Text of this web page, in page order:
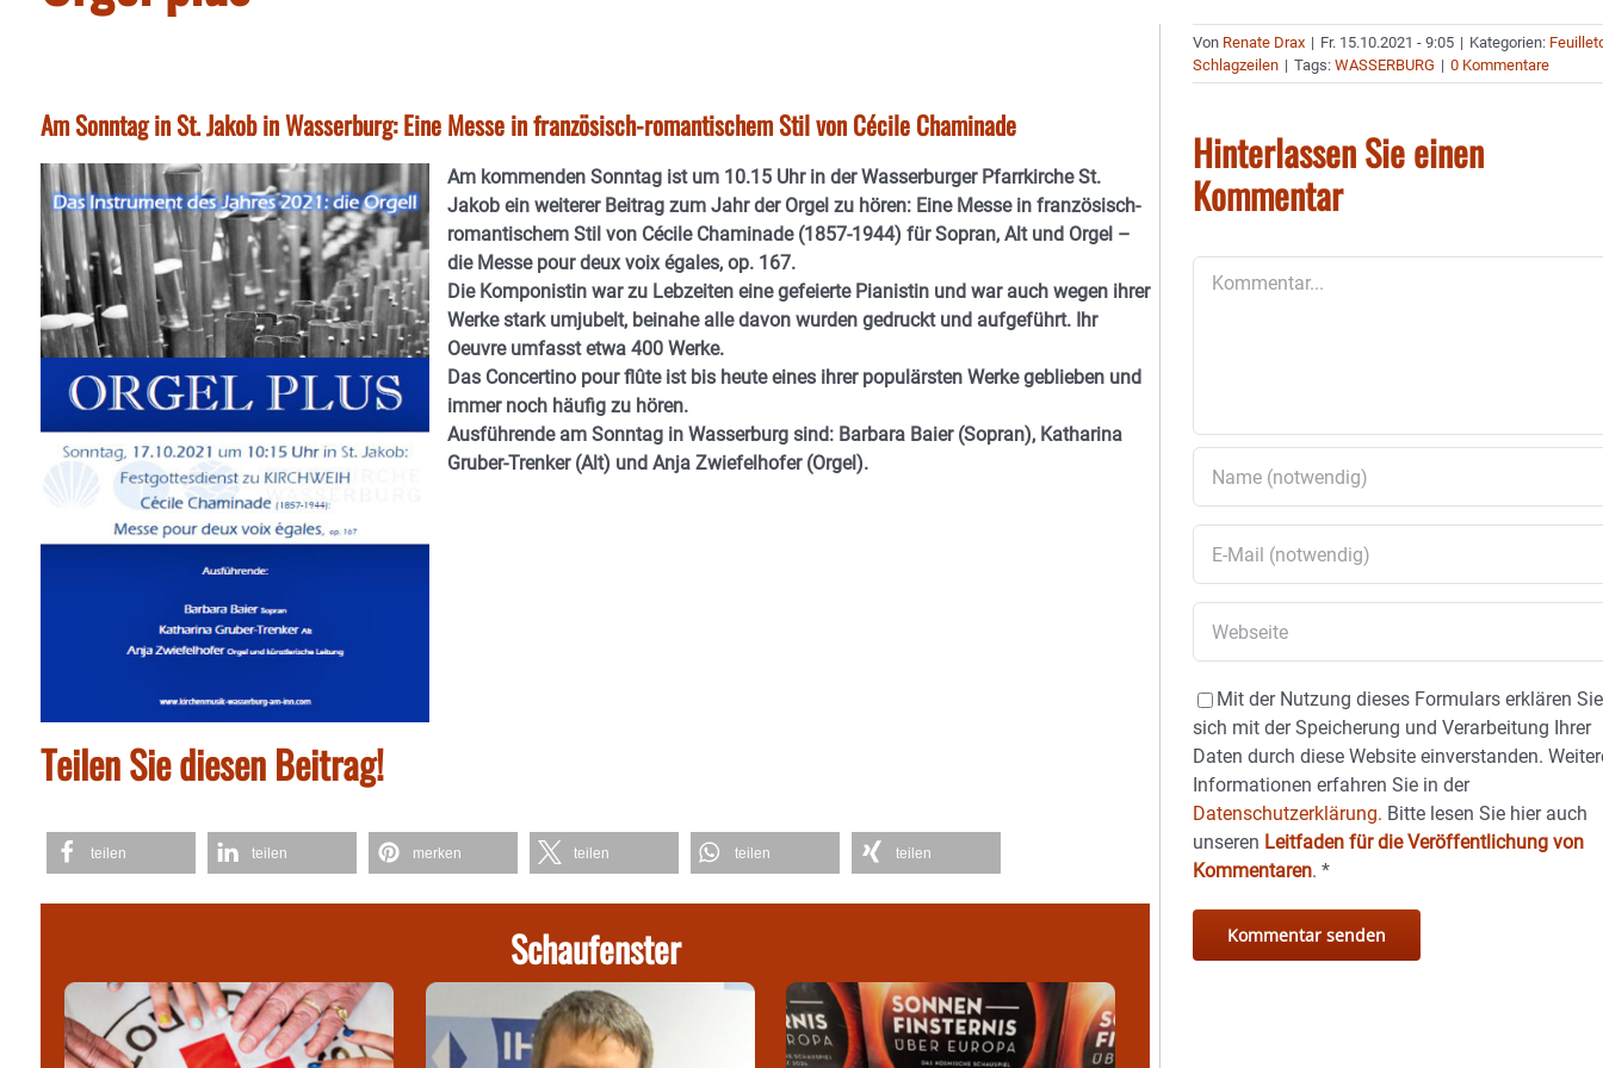
Am Sonntag in St. Jakob in Wasserburg: Eine Messe in französisch-romantischem Stil von Cécile Chaminade
Am kommenden Sonntag ist um 10.15 Uhr in der Wasserburger Pfarrkirche St.
Jakob ein weiterer Beitrag zum Jahr der Orgel zu hören: Eine Messe in französisch-
romantischem Stil von Cécile Chaminade (1857-1944) für Sopran, Alt und Orgel –
die Messe pour deux voix égales, op. 167.
Die Komponistin war zu Lebzeiten eine gefeierte Pianistin und war auch wegen ihrer
Werke stark umjubelt, beinahe alle davon wurden gedruckt und aufgeführt. Ihr
Oeuvre umfasst etwa 400 Werke.
Das Concertino pour flûte ist bis heute eines ihrer populärsten Werke geblieben und
immer noch häufig zu hören.
Ausführende am Sonntag in Wasserburg sind: Barbara Baier (Sopran), Katharina
Gruber-Trenker (Alt) und Anja Zwiefelhofer (Orgel).
Teilen Sie diesen Beitrag!
teilen teilen merken teilen teilen teilen
Schaufenster
Von Renate Drax | Fr. 15.10.2021 - 9:05 | Kategorien:
Schlagzeilen | Tags:WASSERBURG | 0 Kommentare
Hinterlassen Sie einen
Kommentar
Mit der Nutzung dieses Formulars erklären Sie
sich mit der Speicherung und Verarbeitung Ihrer
Daten durch diese Website einverstanden.
Informationen erfahren Sie in der
Datenschutzerklärung. Bitte lesen Sie hier auch
unseren Leitfaden für die Veröffentlichung von
Kommentaren.*